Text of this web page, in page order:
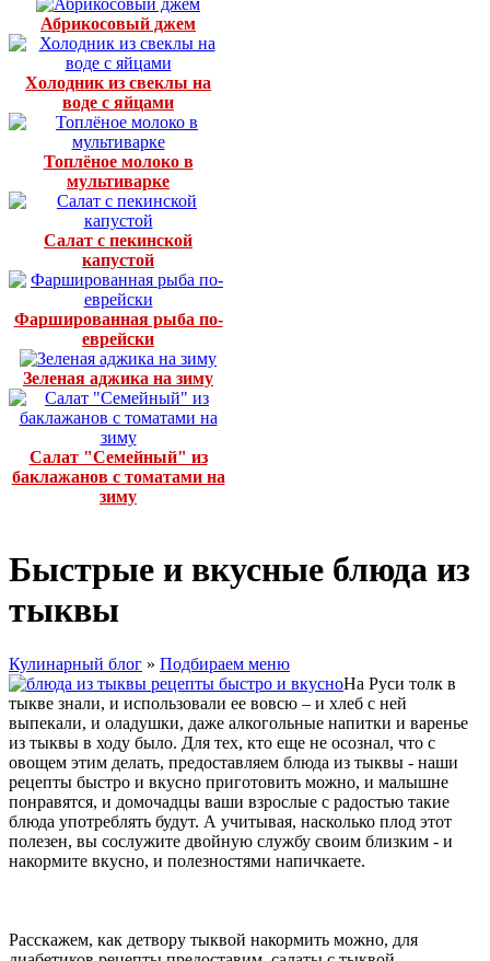
Абрикосовый джем
Холодник из свеклы на
воде с яйцами
Топлёное молоко в
мультиварке
Салат с пекинской
капустой
Фаршированная рыба по-
еврейски
Зеленая аджика на зиму
Салат "Семейный" из
баклажанов с томатами на
зиму
Быстрые и вкусные блюда из
тыквы
Кулинарный блог » Подбираем меню
На Руси толк в
тыкве знали, и использовали ее вовсю – и хлеб с ней
выпекали, и оладушки, даже алкогольные напитки и варенье
из тыквы в ходу было. Для тех, кто еще не осознал, что с
овощем этим делать, предоставляем блюда из тыквы - наши
рецепты быстро и вкусно приготовить можно, и малышне
понравятся, и домочадцы ваши взрослые с радостью такие
блюда употреблять будут. А учитывая, насколько плод этот
полезен, вы сослужите двойную службу своим близким - и
накормите вкусно, и полезностями напичкаете.
Расскажем, как детвору тыквой накормить можно, для